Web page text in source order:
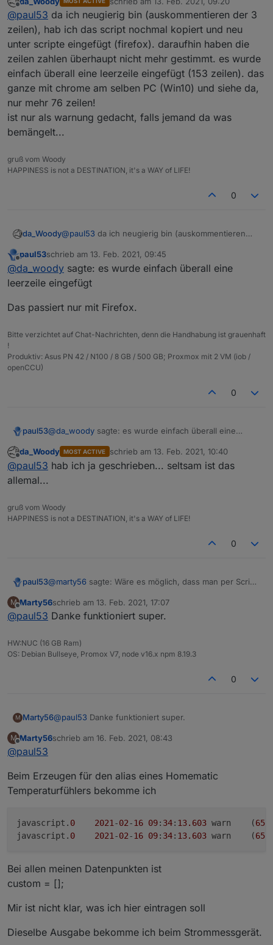
Man kann das Script durch Auskommentieren von 3
Zeilen so ändern, dass es überschreibt: Im Orginal
Zeilen 29, 30 und 73.
Anschließend nicht vergessen, die Änderung
rückgängig zu machen!
Offline zuletzt editiert von
@paul53 da ich neugierig bin (auskommentieren der 3
zeilen), hab ich das script nochmal kopiert und neu
unter scripte eingefügt (firefox). daraufhin haben die
zeilen zahlen überhaupt nicht mehr gestimmt. es wurde
einfach überall eine leerzeile eingefügt (153 zeilen). das
ganze mit chrome am selben PC (Win10) und siehe da,
nur mehr 76 zeilen!
ist nur als warnung gedacht, falls jemand da was
bemängelt...
gruß vom Woody
HAPPINESS is not a DESTINATION, it's a WAY of LIFE!
0
da_Woody@paul53 da ich neugierig bin (auskommentieren
und neu unter scripte eingefügt (firefox). daraufhin
haben die zeilen zahlen überhaupt nicht mehr
gestimmt. es wurde einfach überall eine leerzeile
eingefügt (153 zeilen). das ganze mit chrome am
selben PC (Win10) und siehe da, nur mehr 76
bemängelt...
Offline
paul53schrieb am 13. Feb. 2021, 09:45
zuletzt editiert von
@da_woody sagte: es wurde einfach überall eine
leerzeile eingefügt
Das passiert nur mit Firefox.
Bitte verzichtet auf Chat-Nachrichten, denn die Handhabung ist grauenhaft
!
Produktiv: Asus PN 42 / N100 / 8 GB / 500 GB; Proxmox mit 2 VM (iob /
openCCU)
0
paul53@da_woody sagte: es wurde einfach überall eine
Das passiert nur mit Firefox.
Offline
da_Woody MOST ACTIVE schrieb am 13. Feb. 2021, 10:40
zuletzt editiert von
@paul53 hab ich ja geschrieben... seltsam ist das
allemal...
gruß vom Woody
HAPPINESS is not a DESTINATION, it's a WAY of LIFE!
0
paul53@marty56 sagte: Wäre es möglich, dass man per Script
Man kann das Script durch Auskommentieren von 3
Zeilen so ändern, dass es überschreibt: Im Orginal
Anschließend nicht vergessen, die Änderung
rückgängig zu machen!
M
Offline
Marty56schrieb am 13. Feb. 2021, 17:07
zuletzt editiert von
@paul53 Danke funktioniert super.
HW:NUC (16 GB Ram)
OS: Debian Bullseye, Promox V7, node v16.x npm 8.19.3
0
M Marty56@paul53 Danke funktioniert super.
M
Offline
Marty56schrieb am 16. Feb. 2021, 08:43
zuletzt editiert von
@paul53
Beim Erzeugen für den alias eines Homematic
Temperaturfühlers bekomme ich
javascript. 0 2021-02-16 09: 34: 13.603
	warn	(
javascript. 0 2021-02-16 09: 34: 13.603
	warn	(
Bei allen meinen Datenpunkten ist
custom = [];
Mir ist nicht klar, was ich hier eintragen soll
Dieselbe Ausgabe bekomme ich beim Strommessgerät.